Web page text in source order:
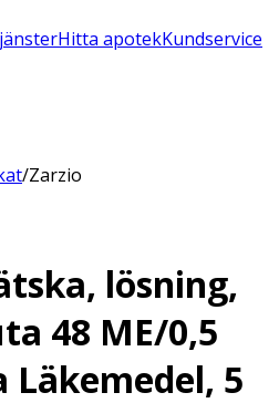
Hitta apotekKundservice
/Zarzio
lösning,
48 ME/0,5
Läkemedel, 5